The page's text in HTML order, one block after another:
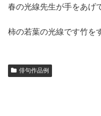
春の光線先生が手をあげ
柿の若葉の光線です竹を
俳句作品例